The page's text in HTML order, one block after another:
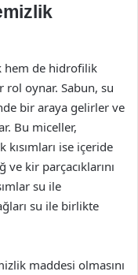
hem de hidrofilik
oynar. Sabun, su
bir araya gelirler ve
Bu miceller,
kısımları ise içeride
kir parçacıklarını
su ile
su ile birlikte
maddesi olmasını